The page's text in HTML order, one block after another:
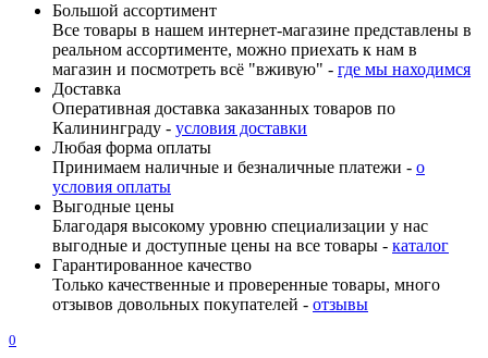
Большой ассортимент
Все товары в нашем интернет-магазине представлены в
реальном ассортименте, можно приехать к нам в
магазин и посмотреть всё "вживую" - где мы находимся
Доставка
Оперативная доставка заказанных товаров по
Калининграду - условия доставки
Любая форма оплаты
Принимаем наличные и безналичные платежи - о
условия оплаты
Выгодные цены
Благодаря высокому уровню специализации у нас
выгодные и доступные цены на все товары - каталог
Гарантированное качество
Только качественные и проверенные товары, много
отзывов довольных покупателей - отзывы
0